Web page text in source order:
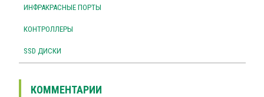
ИНФРАКРАСНЫЕ ПОРТЫ
КОНТРОЛЛЕРЫ
SSD ДИСКИ
КОММЕНТАРИИ